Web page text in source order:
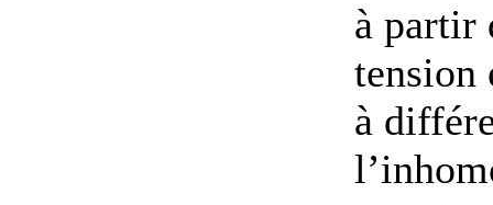
à partir
tension
à